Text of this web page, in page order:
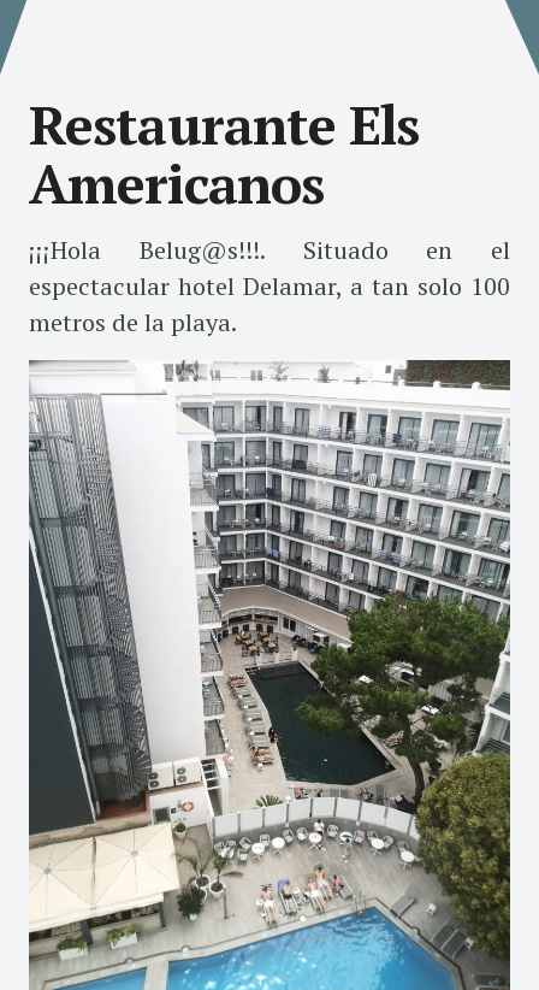
Restaurante Els
Americanos
¡¡¡Hola Belug@s!!!. Situado en el
espectacular hotel Delamar, a tan solo 100
metros de la playa.